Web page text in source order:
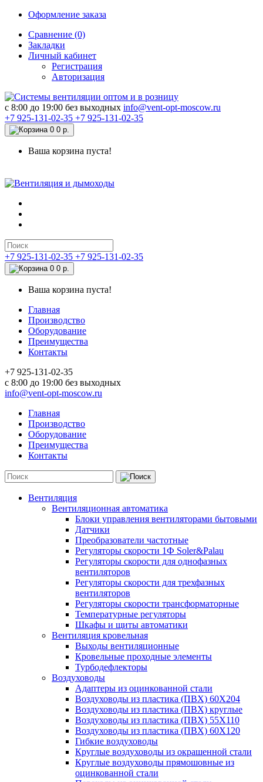
Оформление заказа
Сравнение (0)
Закладки
Личный кабинет
Регистрация
Авторизация
c 8:00 до 19:00 без выходных info@vent-opt-moscow.ru
+7 925-131-02-35 +7 925-131-02-35
0 0 р.
Ваша корзина пуста!
+7 925-131-02-35 +7 925-131-02-35
0 0 р.
Ваша корзина пуста!
Главная
Производство
Оборудование
Преимущества
Контакты
+7 925-131-02-35
c 8:00 до 19:00 без выходных
info@vent-opt-moscow.ru
Главная
Производство
Оборудование
Преимущества
Контакты
Вентиляция
Вентиляционная автоматика
Блоки управления вентиляторами бытовыми
Датчики
Преобразователи частотные
Регуляторы скорости 1Ф Soler&Palau
Регуляторы скорости для однофазных
вентиляторов
Регуляторы скорости для трехфазных
вентиляторов
Регуляторы скорости трансформаторные
Температурные регуляторы
Шкафы и щиты автоматики
Вентиляция кровельная
Выходы вентиляционные
Кровельные проходные элементы
Турбодефлекторы
Воздуховоды
Адаптеры из оцинкованной стали
Воздуховоды из пластика (ПВХ) 60Х204
Воздуховоды из пластика (ПВХ) круглые
Воздуховоды из пластика (ПВХ) 55Х110
Воздуховоды из пластика (ПВХ) 60Х120
Гибкие воздуховоды
Круглые воздуховоды из окрашенной стали
Круглые воздуховоды прямошовные из
оцинкованной стали